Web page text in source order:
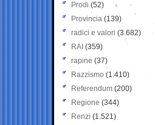
Prodi (52)
Provincia (139)
radici e valori (3.682)
RAI (359)
rapine (37)
Razzismo (1.410)
Referendum (200)
Regione (344)
Renzi (1.521)